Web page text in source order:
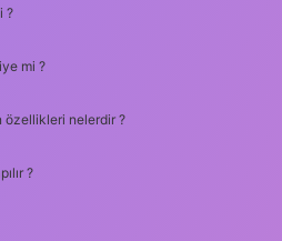
?
mi ?
özellikleri nelerdir ?
?